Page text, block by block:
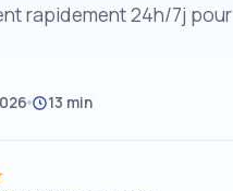
rapidement 24h/7j pour
13 min